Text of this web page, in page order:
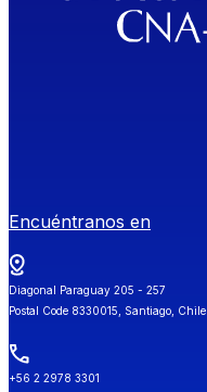
Encuéntranos en
Diagonal Paraguay 205 - 257
Postal Code 8330015, Santiago, Chile
+56 2 2978 3301